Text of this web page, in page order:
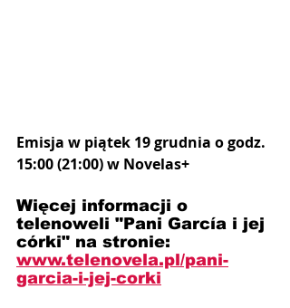
Emisja w piątek 19 grudnia o godz.
15:00 (21:00) w Novelas+
Więcej informacji o
telenoweli "Pani García i jej
córki" na stronie:
www.telenovela.pl/pani-
garcia-i-jej-corki